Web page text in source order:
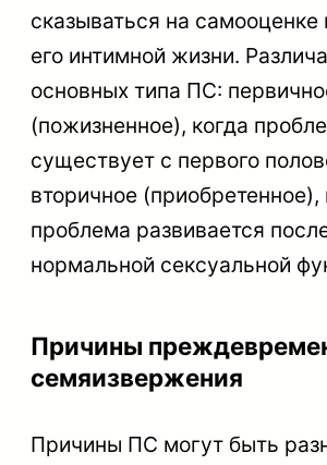
сказываться на
его интимной жизни.
основных типа ПС:
(пожизненное), когда
существует с первого
вторичное (приобретенное),
проблема развивается
нормальной сексуальной
Причины
семяизвержения
Причины ПС могут быть